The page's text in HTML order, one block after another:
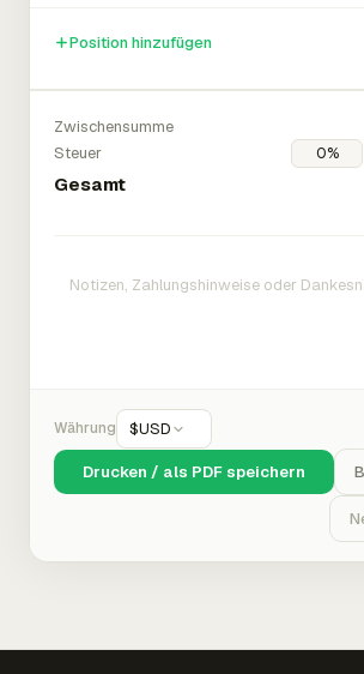
Position hinzufügen
Zwischensumme
Steuer
Gesamt
Währung $USD
Drucken / als PDF speichern